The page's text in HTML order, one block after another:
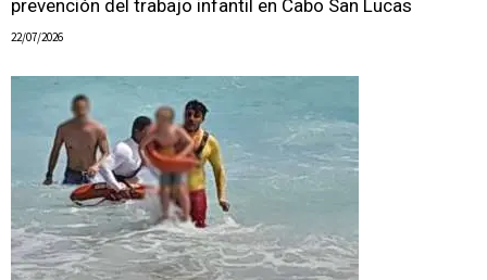
prevención del trabajo infantil en Cabo San Lucas
22/07/2026